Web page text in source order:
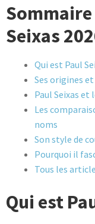
Seixas
Qui est Paul
Ses origines
Paul Seixas et
Les
noms
Son style de
Pourquoi il
Tous les
Qui est